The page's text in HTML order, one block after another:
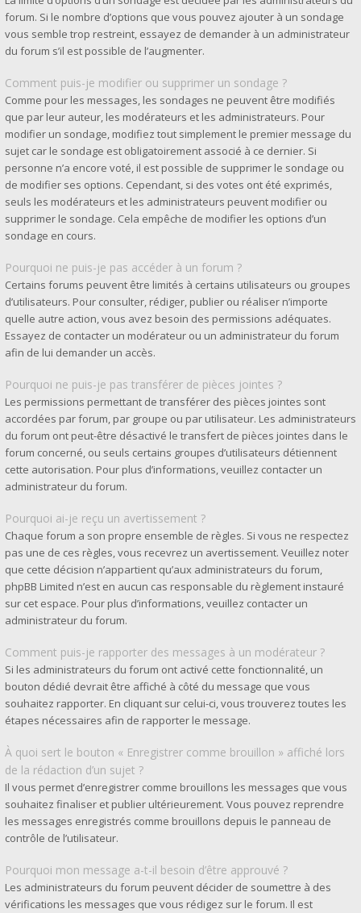
forum. Si le nombre d’options que vous pouvez ajouter à un sondage
vous semble trop restreint, essayez de demander à un administrateur
du forum s’il est possible de l’augmenter.
Comment puis-je modifier ou supprimer un sondage ?
Comme pour les messages, les sondages ne peuvent être modifiés
que par leur auteur, les modérateurs et les administrateurs. Pour
modifier un sondage, modifiez tout simplement le premier message du
sujet car le sondage est obligatoirement associé à ce dernier. Si
personne n’a encore voté, il est possible de supprimer le sondage ou
de modifier ses options. Cependant, si des votes ont été exprimés,
seuls les modérateurs et les administrateurs peuvent modifier ou
supprimer le sondage. Cela empêche de modifier les options d’un
sondage en cours.
Pourquoi ne puis-je pas accéder à un forum ?
Certains forums peuvent être limités à certains utilisateurs ou groupes
d’utilisateurs. Pour consulter, rédiger, publier ou réaliser n’importe
quelle autre action, vous avez besoin des permissions adéquates.
Essayez de contacter un modérateur ou un administrateur du forum
afin de lui demander un accès.
Pourquoi ne puis-je pas transférer de pièces jointes ?
Les permissions permettant de transférer des pièces jointes sont
accordées par forum, par groupe ou par utilisateur. Les administrateurs
du forum ont peut-être désactivé le transfert de pièces jointes dans le
forum concerné, ou seuls certains groupes d’utilisateurs détiennent
cette autorisation. Pour plus d’informations, veuillez contacter un
administrateur du forum.
Pourquoi ai-je reçu un avertissement ?
Chaque forum a son propre ensemble de règles. Si vous ne respectez
pas une de ces règles, vous recevrez un avertissement. Veuillez noter
que cette décision n’appartient qu’aux administrateurs du forum,
phpBB Limited n’est en aucun cas responsable du règlement instauré
sur cet espace. Pour plus d’informations, veuillez contacter un
administrateur du forum.
Comment puis-je rapporter des messages à un modérateur ?
Si les administrateurs du forum ont activé cette fonctionnalité, un
bouton dédié devrait être affiché à côté du message que vous
souhaitez rapporter. En cliquant sur celui-ci, vous trouverez toutes les
étapes nécessaires afin de rapporter le message.
À quoi sert le bouton « Enregistrer comme brouillon » affiché lors
de la rédaction d’un sujet ?
Il vous permet d’enregistrer comme brouillons les messages que vous
souhaitez finaliser et publier ultérieurement. Vous pouvez reprendre
les messages enregistrés comme brouillons depuis le panneau de
contrôle de l’utilisateur.
Pourquoi mon message a-t-il besoin d’être approuvé ?
Les administrateurs du forum peuvent décider de soumettre à des
vérifications les messages que vous rédigez sur le forum. Il est